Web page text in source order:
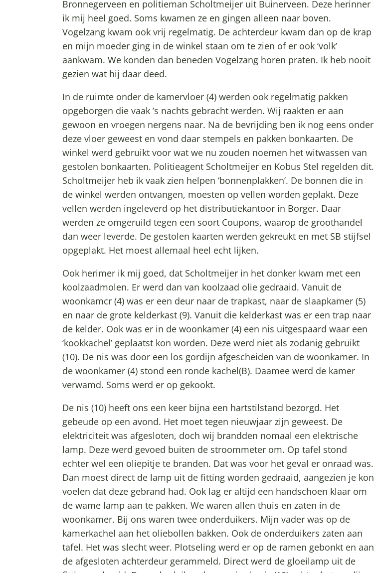
Bronnegerveen en politieman Scholtmeijer uit Buinerveen. Deze herinner
ik mij heel goed. Soms kwamen ze en gingen alleen naar boven.
Vogelzang kwam ook vrij regelmatig. De achterdeur kwam dan op de krap
en mijn moeder ging in de winkel staan om te zien of er ook ‘volk’
aankwam. We konden dan beneden Vogelzang horen praten. Ik heb nooit
gezien wat hij daar deed.
In de ruimte onder de kamervloer (4) werden ook regelmatig pakken
opgeborgen die vaak ’s nachts gebracht werden. Wij raakten er aan
gewoon en vroegen nergens naar. Na de bevrijding ben ik nog eens onder
deze vloer geweest en vond daar stempels en pakken bonkaarten. De
winkel werd gebruikt voor wat we nu zouden noemen het witwassen van
gestolen bonkaarten. Politieagent Scholtmeijer en Kobus Stel regelden dit.
Scholtmeijer heb ik vaak zien helpen ‘bonnenplakken’. De bonnen die in
de winkel werden ontvangen, moesten op vellen worden geplakt. Deze
vellen werden ingeleverd op het distributiekantoor in Borger. Daar
werden ze omgeruild tegen een soort Coupons, waarop de groothandel
dan weer leverde. De gestolen kaarten werden gekreukt en met SB stijfsel
opgeplakt. Het moest allemaal heel echt lijken.
Ook herimer ik mij goed, dat Scholtmeijer in het donker kwam met een
koolzaadmolen. Er werd dan van koolzaad olie gedraaid. Vanuit de
woonkamcr (4) was er een deur naar de trapkast, naar de slaapkamer (5)
en naar de grote kelderkast (9). Vanuit die kelderkast was er een trap naar
de kelder. Ook was er in de woonkamer (4) een nis uitgespaard waar een
‘kookkachel’ geplaatst kon worden. Deze werd niet als zodanig gebruikt
(10). De nis was door een los gordijn afgescheiden van de woonkamer. In
de woonkamer (4) stond een ronde kachel(B). Daamee werd de kamer
verwamd. Soms werd er op gekookt.
De nis (10) heeft ons een keer bijna een hartstilstand bezorgd. Het
gebeude op een avond. Het moet tegen nieuwjaar zijn geweest. De
elektriciteit was afgesloten, doch wij brandden nomaal een elektrische
lamp. Deze werd gevoed buiten de stroommeter om. Op tafel stond
echter wel een oliepitje te branden. Dat was voor het geval er onraad was.
Dan moest direct de lamp uit de fitting worden gedraaid, aangezien je kon
voelen dat deze gebrand had. Ook lag er altijd een handschoen klaar om
de wame lamp aan te pakken. We waren allen thuis en zaten in de
woonkamer. Bij ons waren twee onderduikers. Mijn vader was op de
kamerkachel aan het oliebollen bakken. Ook de onderduikers zaten aan
tafel. Het was slecht weer. Plotseling werd er op de ramen gebonkt en aan
de afgesloten achterdeur gerammeld. Direct werd de gloeilamp uit de